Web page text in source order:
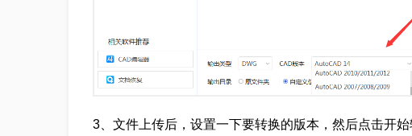
3、文件上传后，设置一下要转换的版本，然后点击开始